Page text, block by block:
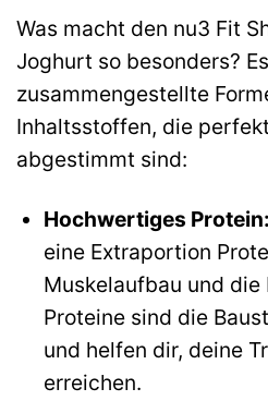
Was macht den nu3 Fit
Joghurt so besonders?
zusammengestellte
Inhaltsstoffen, die
abgestimmt sind:
Hochwertiges Protein:
eine Extraportion
Muskelaufbau und die
Proteine sind die
und helfen dir, deine
erreichen.